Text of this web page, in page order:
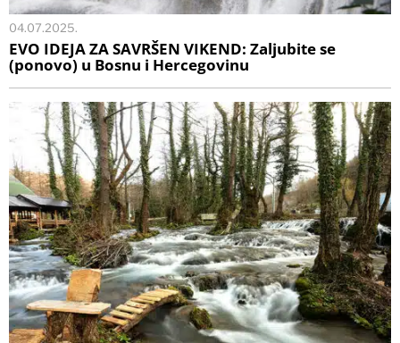
04.07.2025.
EVO IDEJA ZA SAVRŠEN VIKEND: Zaljubite se
(ponovo) u Bosnu i Hercegovinu